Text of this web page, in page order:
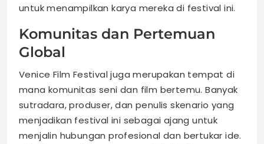
untuk menampilkan karya mereka di festival ini.
Komunitas dan Pertemuan
Global
Venice Film Festival juga merupakan tempat di
mana komunitas seni dan film bertemu. Banyak
sutradara, produser, dan penulis skenario yang
menjadikan festival ini sebagai ajang untuk
menjalin hubungan profesional dan bertukar ide.